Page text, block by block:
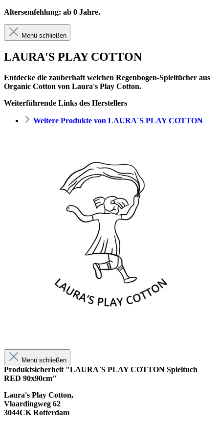
Altersemfehlung: ab 0 Jahre.
Menü schließen
LAURA'S PLAY COTTON
Entdecke die zauberhaft weichen Regenbogen-Spieltücher aus
Organic Cotton von Laura's Play Cotton.
Weiterführende Links des Herstellers
Weitere Produkte von LAURA´S PLAY COTTON
Menü schließen
Produktsicherheit "LAURA`S PLAY COTTON Spieltuch
RED 90x90cm"
Laura's Play Cotton,
Vlaardingweg 62
3044CK Rotterdam